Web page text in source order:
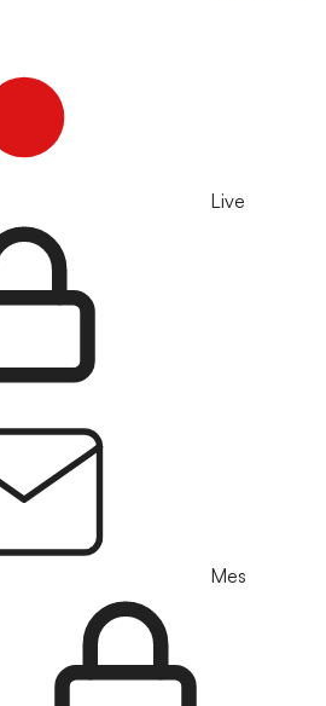
Live
Mes